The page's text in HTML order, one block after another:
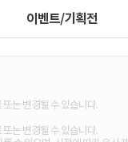
이벤트/기획전
는 변경될 수 있습니다.
는 변경될 수 있습니다.